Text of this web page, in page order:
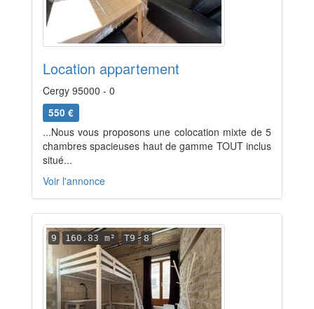
Location appartement
Cergy 95000 - 0
550 €
...Nous vous proposons une colocation mixte de 5
chambres spacieuses haut de gamme TOUT inclus
situé...
Voir l'annonce
9 160.83 m² T9 8